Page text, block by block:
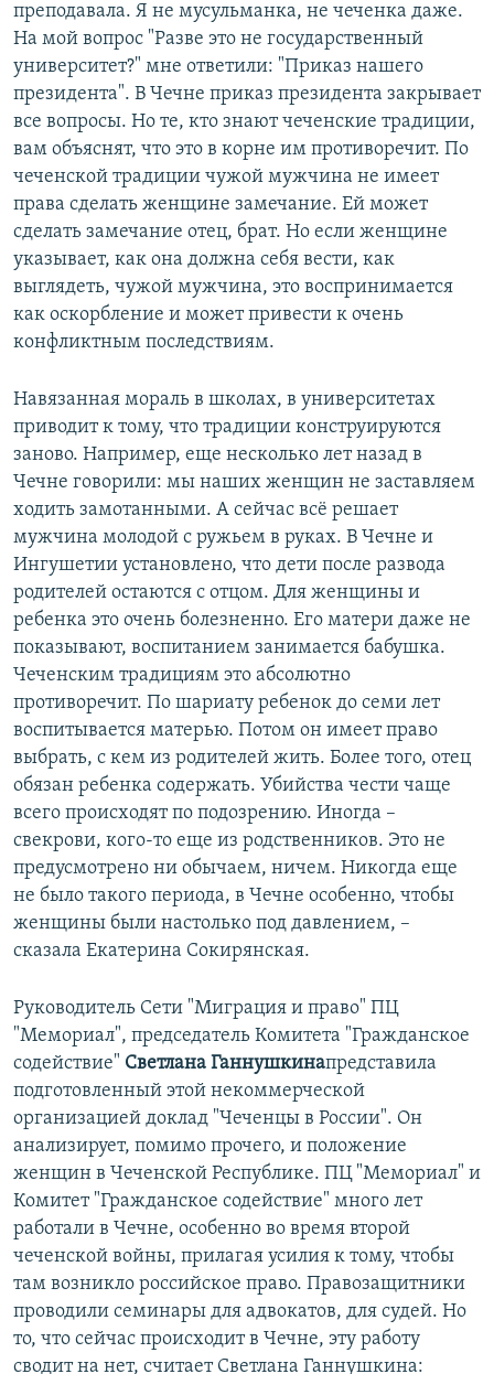
преподавала. Я не мусульманка, не чеченка даже.
На мой вопрос "Разве это не государственный
университет?" мне ответили: "Приказ нашего
президента". В Чечне приказ президента закрывает
все вопросы. Но те, кто знают чеченские традиции,
вам объяснят, что это в корне им противоречит. По
чеченской традиции чужой мужчина не имеет
права сделать женщине замечание. Ей может
сделать замечание отец, брат. Но если женщине
указывает, как она должна себя вести, как
выглядеть, чужой мужчина, это воспринимается
как оскорбление и может привести к очень
конфликтным последствиям.
Навязанная мораль в школах, в университетах
приводит к тому, что традиции конструируются
заново. Например, еще несколько лет назад в
Чечне говорили: мы наших женщин не заставляем
ходить замотанными. А сейчас всё решает
мужчина молодой с ружьем в руках. В Чечне и
Ингушетии установлено, что дети после развода
родителей остаются с отцом. Для женщины и
ребенка это очень болезненно. Его матери даже не
показывают, воспитанием занимается бабушка.
Чеченским традициям это абсолютно
противоречит. По шариату ребенок до семи лет
воспитывается матерью. Потом он имеет право
выбрать, с кем из родителей жить. Более того, отец
обязан ребенка содержать. Убийства чести чаще
всего происходят по подозрению. Иногда –
свекрови, кого-то еще из родственников. Это не
предусмотрено ни обычаем, ничем. Никогда еще
не было такого периода, в Чечне особенно, чтобы
женщины были настолько под давлением, –
сказала Екатерина Сокирянская.
Руководитель Сети "Миграция и право" ПЦ
"Мемориал", председатель Комитета "Гражданское
содействие" Светлана Ганнушкинапредставила
подготовленный этой некоммерческой
организацией доклад "Чеченцы в России". Он
анализирует, помимо прочего, и положение
женщин в Чеченской Республике. ПЦ "Мемориал" и
Комитет "Гражданское содействие" много лет
работали в Чечне, особенно во время второй
чеченской войны, прилагая усилия к тому, чтобы
там возникло российское право. Правозащитники
проводили семинары для адвокатов, для судей. Но
то, что сейчас происходит в Чечне, эту работу
сводит на нет, считает Светлана Ганнушкина: